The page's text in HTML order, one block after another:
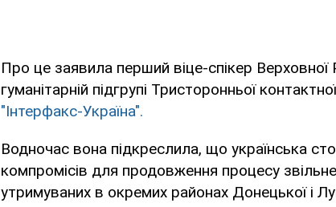
Про це заявила перший віце-спікер
гуманітарній підгрупі Тристоронньої
"Інтерфакс-Україна".
Водночас вона підкреслила, що українська
компромісів для продовження процесу
утримуваних в окремих районах Донецької і